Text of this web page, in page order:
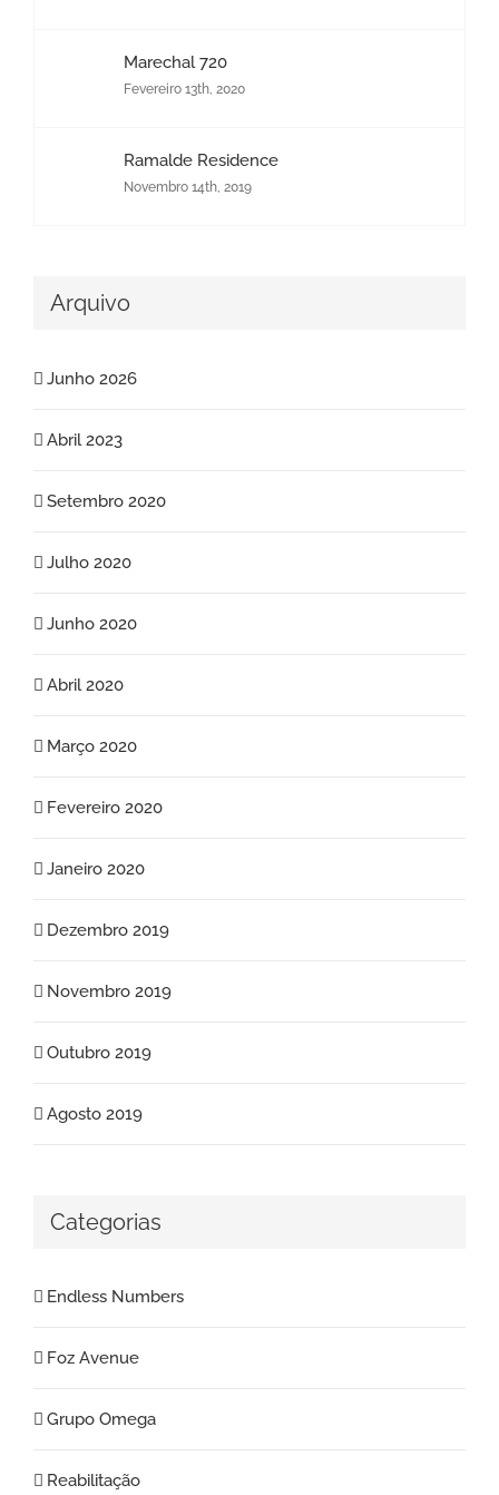
Marechal 720
Fevereiro 13th, 2020
Ramalde Residence
Novembro 14th, 2019
Arquivo
Junho 2026
Abril 2023
Setembro 2020
Julho 2020
Junho 2020
Abril 2020
Março 2020
Fevereiro 2020
Janeiro 2020
Dezembro 2019
Novembro 2019
Outubro 2019
Agosto 2019
Categorias
Endless Numbers
Foz Avenue
Grupo Omega
Reabilitação